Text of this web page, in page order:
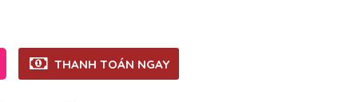
THANH TOÁN NGAY